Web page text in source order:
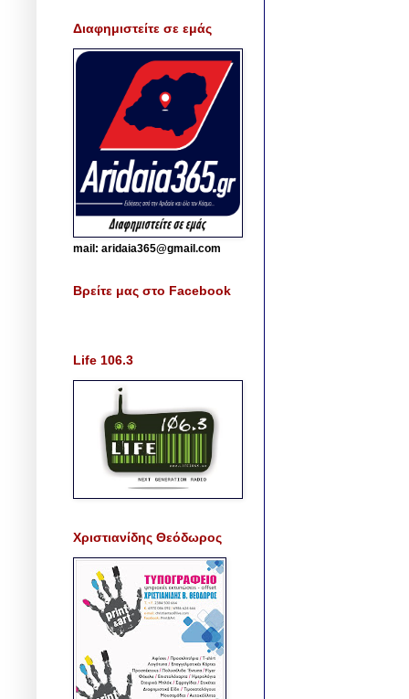
Διαφημιστείτε σε εμάς
mail: aridaia365@gmail.com
Βρείτε μας στο Facebook
Life 106.3
Χριστιανίδης Θεόδωρος